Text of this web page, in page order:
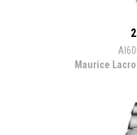
Maurice